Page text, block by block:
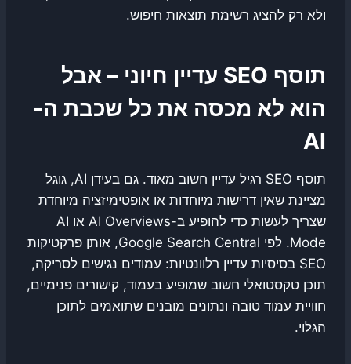
ולא רק להציג רשימת תוצאות חיפוש.
תוסף SEO עדיין חיוני – אבל
הוא לא מכסה את כל שכבת ה-
AI
תוסף SEO רגיל עדיין חשוב מאוד. גם בעידן AI, גוגל
מציינת שאין דרישות מיוחדות או אופטימיזציה מיוחדת
שצריך לעשות כדי להופיע ב-AI Overviews או AI
Mode. לפי Google Search Central, אותן פרקטיקות
SEO בסיסיות עדיין רלוונטיות: עמודים נגישים לסריקה,
תוכן טקסטואלי חשוב שמופיע בעמוד, קישורים פנימיים,
חוויית עמוד טובה ונתונים מובנים שתואמים לתוכן
הגלוי.